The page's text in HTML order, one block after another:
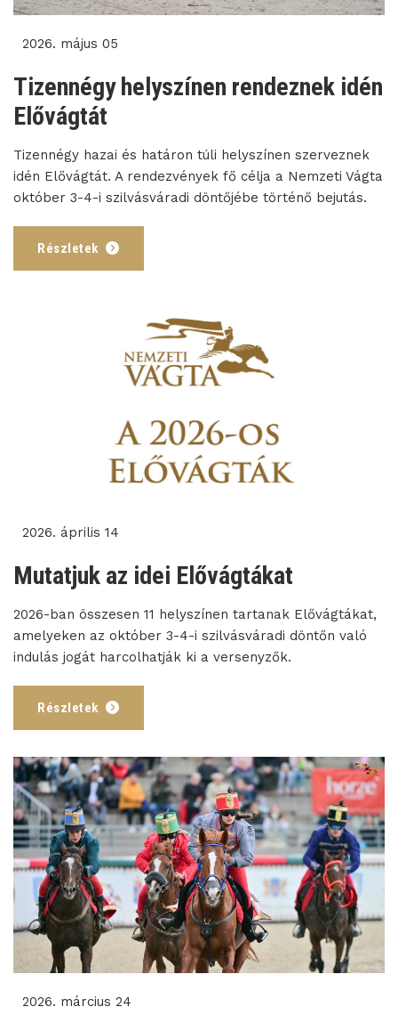
2026. május 05
Tizennégy helyszínen rendeznek idén
Elővágtát
Tizennégy hazai és határon túli helyszínen szerveznek
idén Elővágtát. A rendezvények fő célja a Nemzeti Vágta
október 3-4-i szilvásváradi döntőjébe történő bejutás.
Részletek
2026. április 14
Mutatjuk az idei Elővágtákat
2026-ban összesen 11 helyszínen tartanak Elővágtákat,
amelyeken az október 3-4-i szilvásváradi döntőn való
indulás jogát harcolhatják ki a versenyzők.
Részletek
2026. március 24